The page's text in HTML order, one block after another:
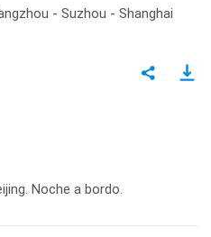
- Suzhou - Shanghai
Noche a bordo.